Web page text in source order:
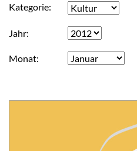
Kategorie
Jahr
Monat